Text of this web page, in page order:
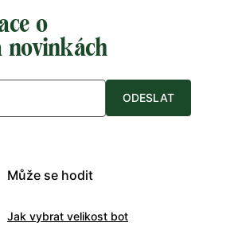
o
novinkách
ODESLAT
Může se hodit
Jak vybrat velikost bot